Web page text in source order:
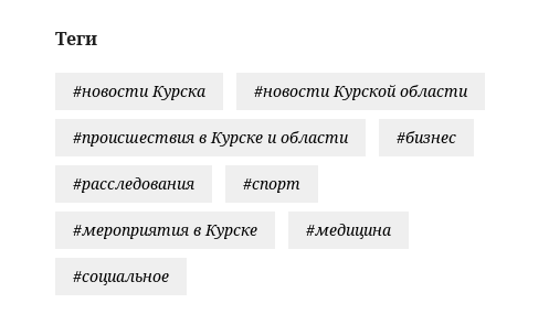
Теги
#новости Курска #новости Курской области
#происшествия в Курске и области #бизнес
#расследования #спорт
#мероприятия в Курске #медицина
#социальное